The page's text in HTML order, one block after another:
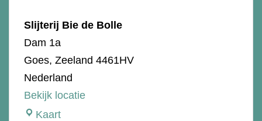
Slijterij Bie de Bolle
Dam 1a
Goes, Zeeland 4461HV
Nederland
Bekijk locatie
KaartSlijterij